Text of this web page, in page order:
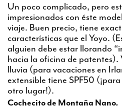
Un poco complicado, pero
impresionados con éste
viaje. Buen precio, tiene
características que el Yoyo.
alguien debe estar llorando
hacia la oficina de patentes).
lluvia (para vacaciones en
extensible tiene SPF50
otro lugar!).
Cochecito de Montaña Nano.